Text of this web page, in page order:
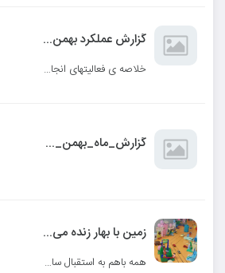
گزارش عملکرد بهمن واسفند ماه
خلاصه ی فعالیتهای انجام شده باتوجه به تعطیلات مکرر در بهمن واسفند ماه
گزارش_ماه_بهمن_و_اسفند🌱
زمین با بهار زنده می شود و دل های ما با یاد شما یا صاحب الزمان(عج)❤️❤️
همه باهم به استقبال سال نو می رویم 🌸🌺🌼